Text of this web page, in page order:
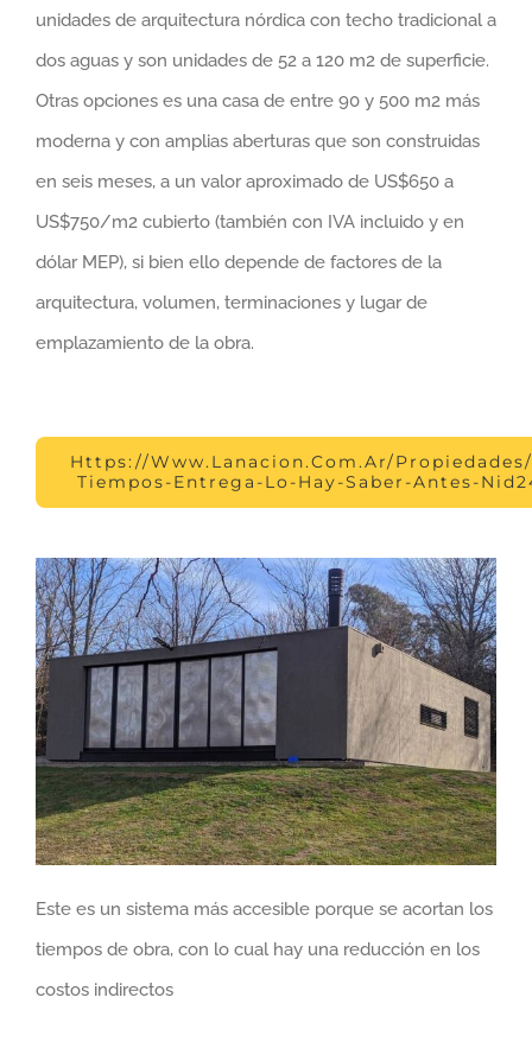
unidades de arquitectura nórdica con techo tradicional a
dos aguas y son unidades de 52 a 120 m2 de superficie.
Otras opciones es una casa de entre 90 y 500 m2 más
moderna y con amplias aberturas que son construidas
en seis meses, a un valor aproximado de US$650 a
US$750/m2 cubierto (también con IVA incluido y en
dólar MEP), si bien ello depende de factores de la
arquitectura, volumen, terminaciones y lugar de
emplazamiento de la obra.
Https://www.lanacion.com.ar/
Tiempos-Entrega-Lo-Hay-Saber-Antes-
Este es un sistema más accesible porque se acortan los
tiempos de obra, con lo cual hay una reducción en los
costos indirectos